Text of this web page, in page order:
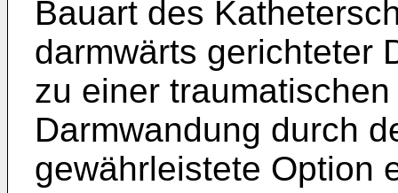
Bauart des
darmwärts gerichteter
zu einer
Darmwandung durch
gewährleistete Option